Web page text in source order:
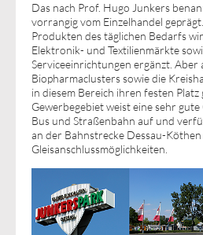
Das nach Prof. Hugo Junkers
vorrangig vom Einzelhandel
Produkten des täglichen Bedarfs
Elektronik- und Textilienmärkte
Serviceeinrichtungen ergänzt. Aber
Biopharmaclusters sowie die
in diesem Bereich ihren festen
Gewerbegebiet weist eine sehr
Bus und Straßenbahn auf und
an der Bahnstrecke Dessau-
Gleisanschlussmöglichkeiten.